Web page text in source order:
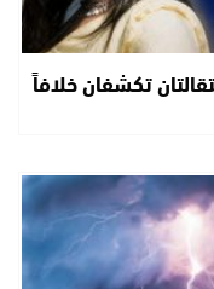
تكشفان خلافاً